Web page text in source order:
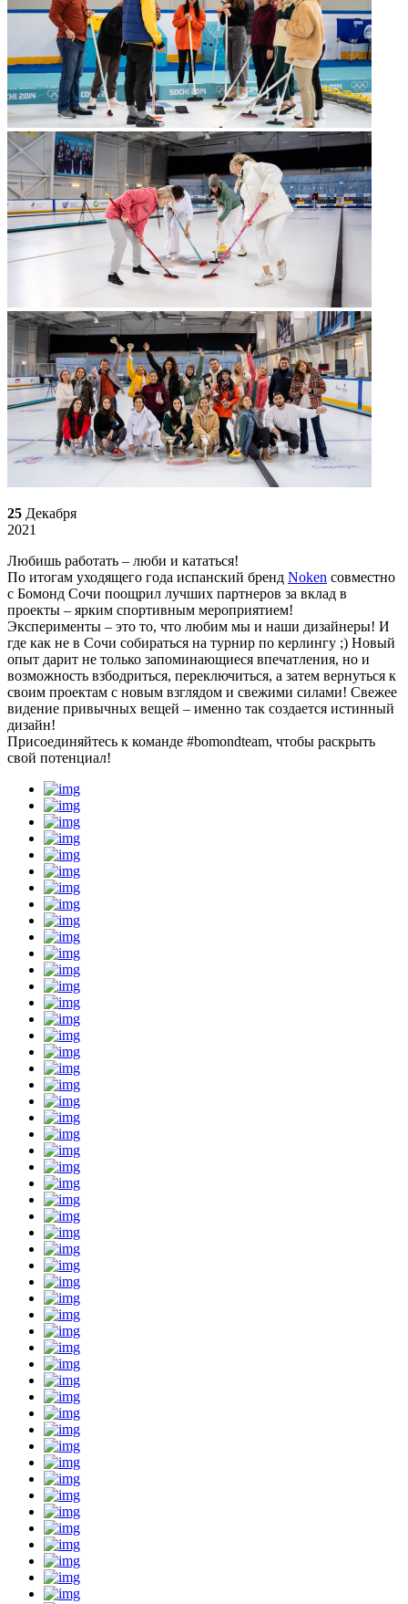
25 Декабря
2021
Любишь работать – люби и кататься!
По итогам уходящего года испанский бренд Noken совместно
с Бомонд Сочи поощрил лучших партнеров за вклад в
проекты – ярким спортивным мероприятием!
Эксперименты – это то, что любим мы и наши дизайнеры! И
где как не в Сочи собираться на турнир по керлингу ;) Новый
опыт дарит не только запоминающиеся впечатления, но и
возможность взбодриться, переключиться, а затем вернуться к
своим проектам с новым взглядом и свежими силами! Свежее
видение привычных вещей – именно так создается истинный
дизайн!
Присоединяйтесь к команде #bomondteam, чтобы раскрыть
свой потенциал!